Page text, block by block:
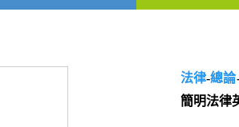
法律-總論
簡明法律